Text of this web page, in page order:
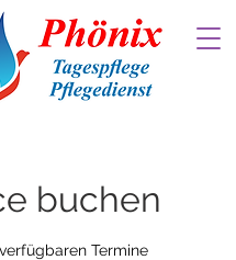
buchen
Termine